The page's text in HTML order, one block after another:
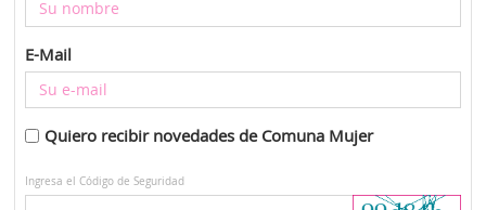
E-Mail
Quiero recibir novedades de Comuna Mujer
Ingresa el Código de Seguridad